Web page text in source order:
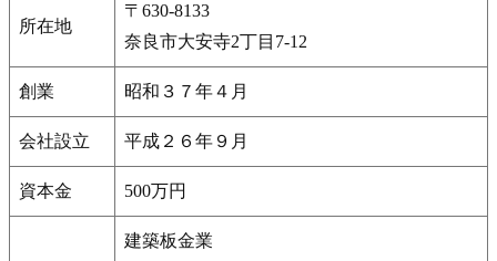
所在地
〒630-8133
奈良市大安寺2丁目7-12
創業 昭和３７年４月
会社設立 平成２６年９月
資本金 500万円
建築板金業